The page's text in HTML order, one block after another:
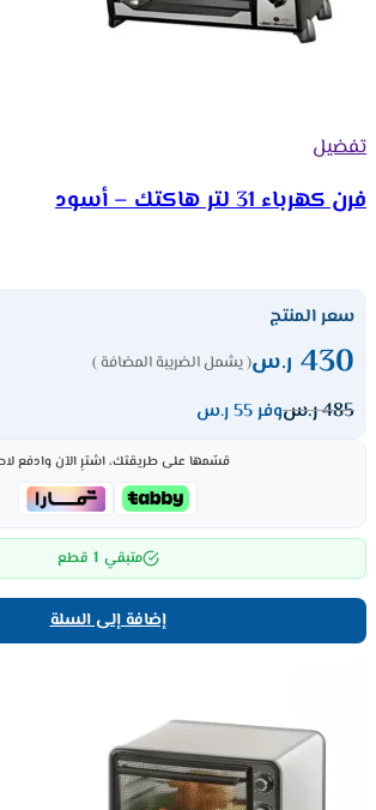
تفضيل
فرن كهرباء 31 لتر هاكتك – أسود
سعر المنتج
430 ر.س( يشمل الضريبة المضافة )
485ر.سوفر 55 ر.س
قسّمها على طريقتك، اشترِ الآن وادفع
متبقي 1 قطع
إضافة إلى السلة